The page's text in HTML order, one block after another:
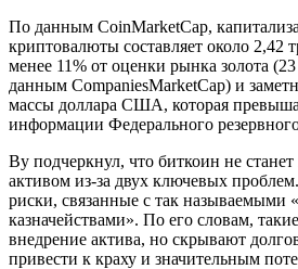
По данным CoinMarketCap,
криптовалюты составляет около 2,42
менее 11% от оценки рынка золота
данным CompaniesMarketCap) и
массы доллара США, которая
информации Федерального
Ву подчеркнул, что биткоин не
активом из-за двух ключевых
риски, связанные с так называемыми
казначействами». По его словам,
внедрение актива, но скрывают
привести к краху и значительным